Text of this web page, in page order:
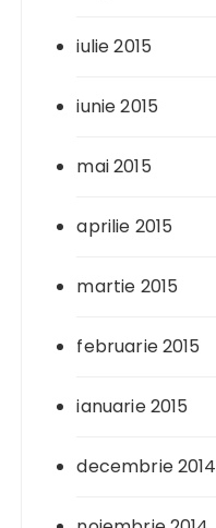
iulie 2015
iunie 2015
mai 2015
aprilie 2015
martie 2015
februarie 2015
ianuarie 2015
decembrie 2014